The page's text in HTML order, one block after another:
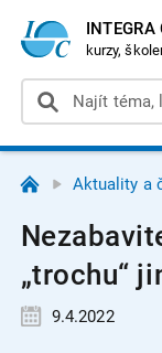
INTEGRA
kurzy,
Aktuality a
„trochu“
9.4.2022